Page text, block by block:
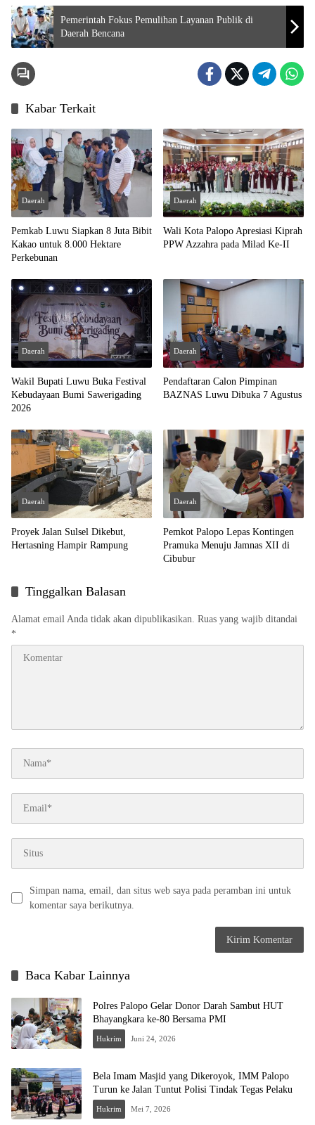
Pemerintah Fokus Pemulihan Layanan Publik di
Daerah Bencana
Kabar Terkait
Daerah
Pemkab Luwu Siapkan 8 Juta Bibit
Kakao untuk 8.000 Hektare
Perkebunan
Daerah
Wali Kota Palopo Apresiasi Kiprah
PPW Azzahra pada Milad Ke-II
Daerah
Wakil Bupati Luwu Buka Festival
Kebudayaan Bumi Sawerigading
2026
Daerah
Pendaftaran Calon Pimpinan
BAZNAS Luwu Dibuka 7 Agustus
Daerah
Proyek Jalan Sulsel Dikebut,
Hertasning Hampir Rampung
Daerah
Pemkot Palopo Lepas Kontingen
Pramuka Menuju Jamnas XII di
Cibubur
Tinggalkan Balasan
Alamat email Anda tidak akan dipublikasikan. Ruas yang wajib ditandai
*
Simpan nama, email, dan situs web saya pada peramban ini untuk
komentar saya berikutnya.
Baca Kabar Lainnya
Polres Palopo Gelar Donor Darah Sambut HUT
Bhayangkara ke-80 Bersama PMI
Hukrim Juni 24, 2026
Bela Imam Masjid yang Dikeroyok, IMM Palopo
Turun ke Jalan Tuntut Polisi Tindak Tegas Pelaku
Hukrim Mei 7, 2026